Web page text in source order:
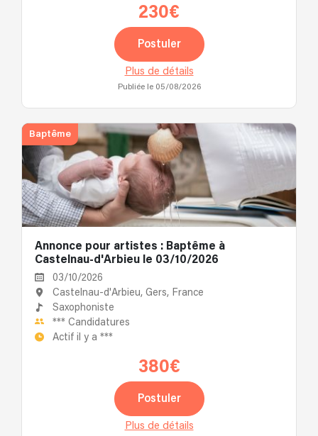
230€
Postuler
Plus de détails
Publiée le 05/08/2026
Baptême
Annonce pour artistes : Baptême à
Castelnau-d'Arbieu le 03/10/2026
03/10/2026
Castelnau-d'Arbieu, Gers, France
Saxophoniste
*** Candidatures
Actif il y a ***
380€
Postuler
Plus de détails